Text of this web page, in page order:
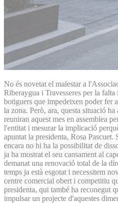
No és novetat el malestar a
Riberaygua i Travesseres per la
botiguers que impedeixen poder fer
la zona. Però, ara, questa situació
reuniran aquest mes en assemblea
l'entitat i mesurar la implicació
apuntat la presidenta, Rosa Pascuet.
encara no hi ha la possibilitat de
ja ha mostrat el seu cansament al
demanat una renovació total de la
temps ja està esgotat i necessitem
centre comercial obert i competitiu
presidenta, qui també ha reconegut
impulsar un projecte d'aquestes